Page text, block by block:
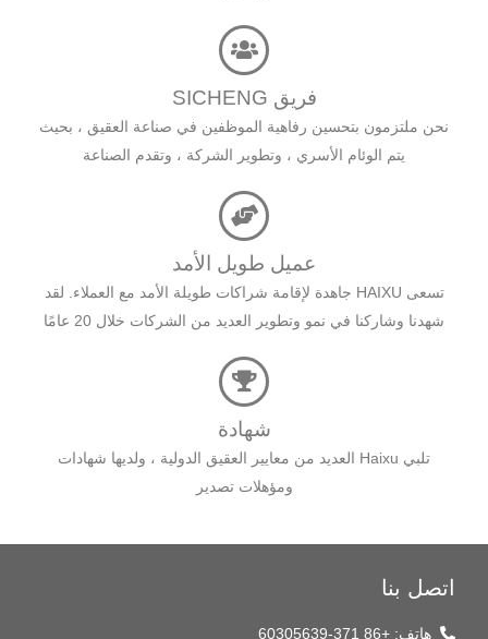
فريق SICHENG
نحن ملتزمون بتحسين رفاهية الموظفين في صناعة العقيق ، بحيث
يتم الوئام الأسري ، وتطوير الشركة ، وتقدم الصناعة
عميل طويل الأمد
تسعى HAIXU جاهدة لإقامة شراكات طويلة الأمد مع العملاء. لقد
شهدنا وشاركنا في نمو وتطوير العديد من الشركات خلال 20 عامًا
شهادة
تلبي Haixu العديد من معايير العقيق الدولية ، ولديها شهادات
ومؤهلات تصدير
اتصل بنا
هاتف: +86 371-60305639